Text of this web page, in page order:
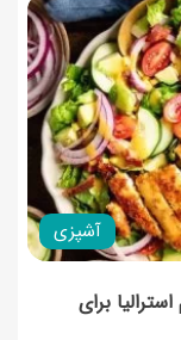
آشپزی
برای